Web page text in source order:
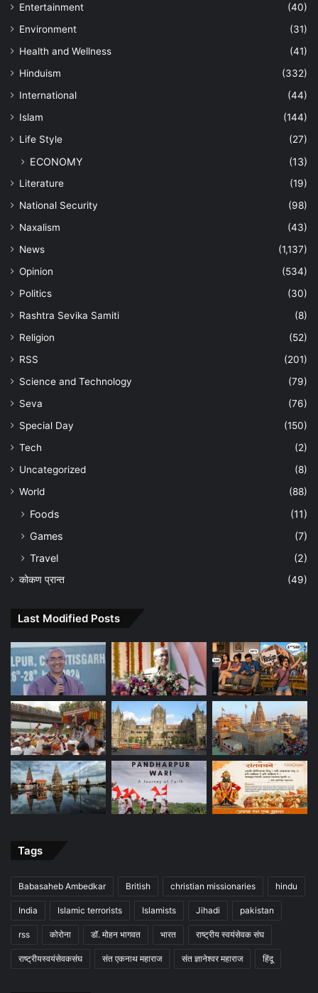
Entertainment
(40)
Environment
(31)
Health and Wellness
(41)
Hinduism
(332)
International
(44)
Islam
(144)
Life Style
(27)
ECONOMY (13)
Literature
(19)
National Security
(98)
Naxalism
(43)
News
(1,137)
Opinion
(534)
Politics
(30)
Rashtra Sevika Samiti
(8)
Religion
(52)
RSS
(201)
Science and Technology
(79)
Seva
(76)
Special Day
(150)
Tech
(2)
Uncategorized
(8)
World
(88)
Foods
(11)
Games
(7)
Travel
(2)
कोकण प्रान्त (49)
Last Modified Posts
Tags
Babasaheb Ambedkar British christian missionaries hindu
India Islamic terrorists Islamists Jihadi pakistan
rss कोरोना डॉ. मोहन भागवत भारत राष्ट्रीय स्वयंसेवक संघ
राष्ट्रीयस्वयंसेवकसंघ संत एकनाथ महाराज संत ज्ञानेश्वर महाराज हिंदू